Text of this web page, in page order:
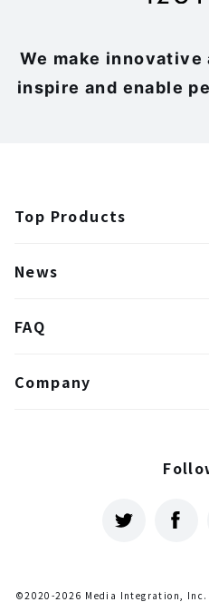
We make
inspire and enable
Top Products
News
FAQ
Company
©2020-2026 Media Integration, Inc.